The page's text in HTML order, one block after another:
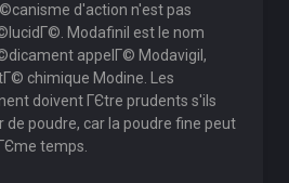
d'action n'est pas
Modafinil est le nom
appelГ© Modavigil,
chimique Modine. Les
doivent ГЄtre prudents s'ils
poudre, car la poudre fine peut
temps.